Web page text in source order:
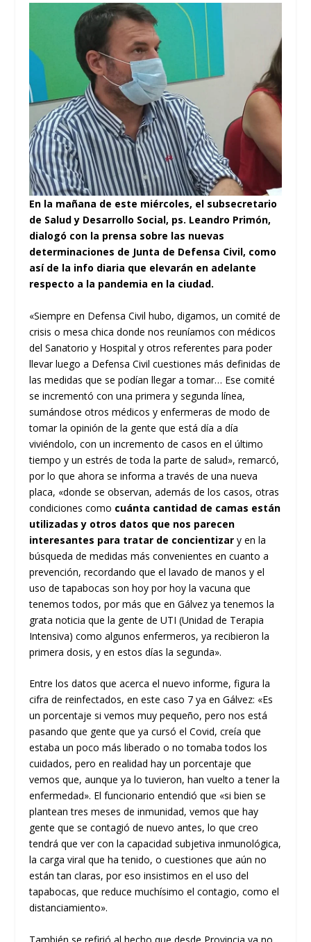
En la mañana de este miércoles, el subsecretario
de Salud y Desarrollo Social, ps. Leandro Primón,
dialogó con la prensa sobre las nuevas
determinaciones de Junta de Defensa Civil, como
así de la info diaria que elevarán en adelante
respecto a la pandemia en la ciudad.
«Siempre en Defensa Civil hubo, digamos, un comité de
crisis o mesa chica donde nos reuníamos con médicos
del Sanatorio y Hospital y otros referentes para poder
llevar luego a Defensa Civil cuestiones más definidas de
las medidas que se podían llegar a tomar… Ese comité
se incrementó con una primera y segunda línea,
sumándose otros médicos y enfermeras de modo de
tomar la opinión de la gente que está día a día
viviéndolo, con un incremento de casos en el último
tiempo y un estrés de toda la parte de salud», remarcó,
por lo que ahora se informa a través de una nueva
placa, «donde se observan, además de los casos, otras
condiciones como cuánta cantidad de camas están
utilizadas y otros datos que nos parecen
interesantes para tratar de concientizar y en la
búsqueda de medidas más convenientes en cuanto a
prevención, recordando que el lavado de manos y el
uso de tapabocas son hoy por hoy la vacuna que
tenemos todos, por más que en Gálvez ya tenemos la
grata noticia que la gente de UTI (Unidad de Terapia
Intensiva) como algunos enfermeros, ya recibieron la
primera dosis, y en estos días la segunda».
Entre los datos que acerca el nuevo informe, figura la
cifra de reinfectados, en este caso 7 ya en Gálvez: «Es
un porcentaje si vemos muy pequeño, pero nos está
pasando que gente que ya cursó el Covid, creía que
estaba un poco más liberado o no tomaba todos los
cuidados, pero en realidad hay un porcentaje que
vemos que, aunque ya lo tuvieron, han vuelto a tener la
enfermedad». El funcionario entendió que «si bien se
plantean tres meses de inmunidad, vemos que hay
gente que se contagió de nuevo antes, lo que creo
tendrá que ver con la capacidad subjetiva inmunológica,
la carga viral que ha tenido, o cuestiones que aún no
están tan claras, por eso insistimos en el uso del
tapabocas, que reduce muchísimo el contagio, como el
distanciamiento».
También se refirió al hecho que desde Provincia ya no